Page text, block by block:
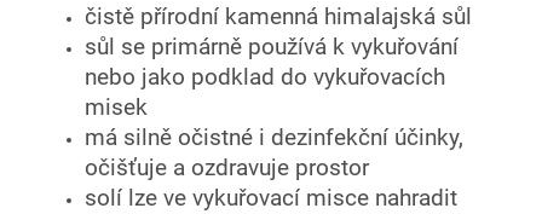
čistě přírodní kamenná himalajská sůl
sůl se primárně používá k vykuřování
nebo jako podklad do vykuřovacích
misek
má silně očistné i dezinfekční účinky,
očišťuje a ozdravuje prostor
solí lze ve vykuřovací misce nahradit